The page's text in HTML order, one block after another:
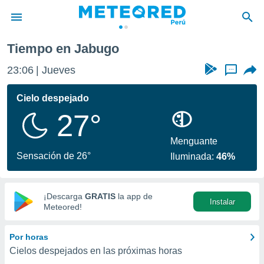
de
ha sido
calidad.
a este
las
y
digital
basada
Tiempo en Jabugo
23:06 Jueves ...
Cielo despejado
27°
Sensación de 26°
Menguante
Iluminada:46%
¡Descarga GRATIS la app de
Meteored!
Instalar
Por horas
Cielos despejados en las próximas horas